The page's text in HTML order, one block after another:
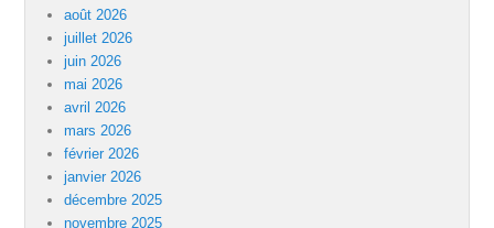
août 2026
juillet 2026
juin 2026
mai 2026
avril 2026
mars 2026
février 2026
janvier 2026
décembre 2025
novembre 2025